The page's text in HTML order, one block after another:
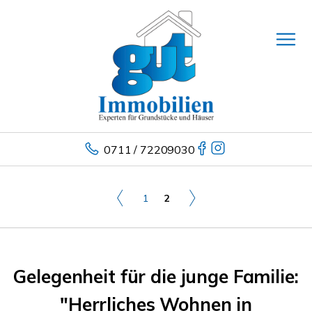
0711 / 72209030
1 2
Gelegenheit für die junge Familie:
"Herrliches Wohnen in